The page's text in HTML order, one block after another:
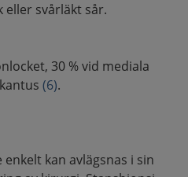
eller svårläkt sår.
30 % vid mediala
kantus(6).
kan avlägsnas i sin